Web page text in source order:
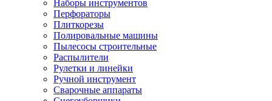
Наборы инструментов
Перфораторы
Плиткорезы
Полировальные машины
Пылесосы строительные
Распылители
Рулетки и линейки
Ручной инструмент
Сварочные аппараты